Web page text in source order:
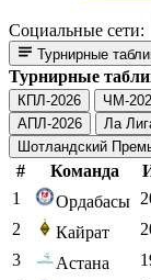
Социальные сети:
Турнирные
Турнирные
КПЛ-2026
ЧМ-
АПЛ-2026
Ла
Шотландский
# Команда
1
Ордабасы
2
Кайрат
3
Астана